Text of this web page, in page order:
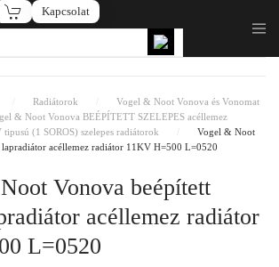
Kapcsolat
Radiátorok
Vogel & Noot Vonova és Vonomat
& Noot Vonova BEÉPÍTETT SZELEPES acéllemez
tipusú (1 SOROS) szelepes radiátorok
Vogel & Noot
lapradiátor acéllemez radiátor 11KV H=500 L=0520
Vonova beépített
acéllemez radiátor
L=0520